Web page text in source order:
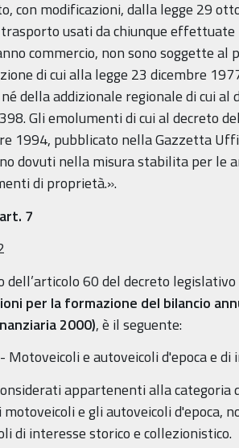
con modificazioni, dalla legge 29
usati da chiunque
commercio, non sono soggette
di cui alla legge 23 dicembre
della addizionale regionale di cui
Gli emolumenti di cui al decreto
1994, pubblicato nella Gazzetta
dovuti nella misura stabilita per le
di proprietà.».
7
dell’articolo 60 del decreto
per la formazione del bilancio
2000), è il seguente:
Motoveicoli e autoveicoli d'epoca e
appartenenti alla categoria
e gli autoveicoli d'epoca,
di interesse storico e collezionistico.